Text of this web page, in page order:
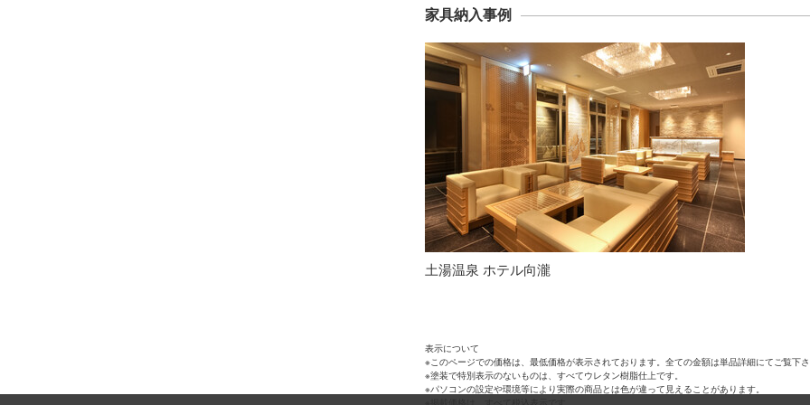
家具納入事例
土湯温泉 ホテル向瀧
表示について
※このページでの価格は、最低価格が表示されております。全ての金額は単品詳細にてご覧下
※塗装で特別表示のないものは、すべてウレタン樹脂仕上です。
※パソコンの設定や環境等により実際の商品とは色が違って見えることがあります。